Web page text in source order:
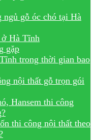
ngủ gỗ óc chó tại Hà
Hà Tĩnh
gặp
trong thời gian bao
nội thất gỗ trọn gói
Hansem thi công
thi công nội thất theo